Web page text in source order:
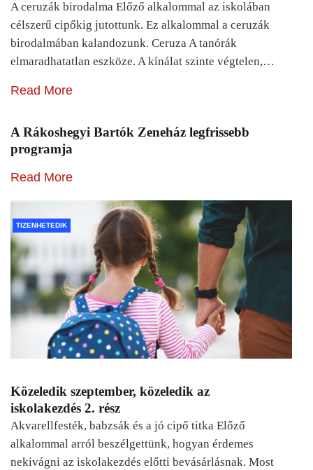
A ceruzák birodalma Előző alkalommal az iskolában
célszerű cipőkig jutottunk. Ez alkalommal a ceruzák
birodalmában kalandozunk. Ceruza A tanórák
elmaradhatatlan eszköze. A kínálat szinte végtelen,…
Read More
A Rákoshegyi Bartók Zeneház legfrissebb
programja
Read More
TIZENHETEDIK
Közeledik szeptember, közeledik az
iskolakezdés 2. rész
Akvarellfesték, babzsák és a jó cipő titka Előző
alkalommal arról beszélgettünk, hogyan érdemes
nekivágni az iskolakezdés előtti bevásárlásnak. Most